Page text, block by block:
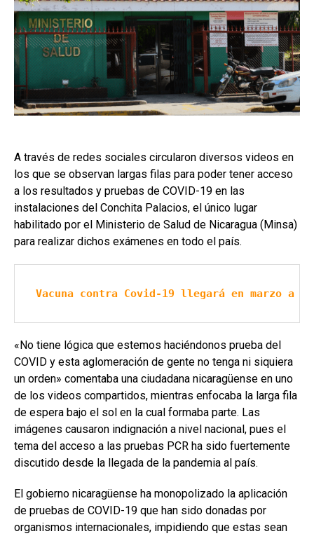
A través de redes sociales circularon diversos videos en
los que se observan largas filas para poder tener acceso
a los resultados y pruebas de COVID-19 en las
instalaciones del Conchita Palacios, el único lugar
habilitado por el Ministerio de Salud de Nicaragua (Minsa)
para realizar dichos exámenes en todo el país.
Vacuna contra Covid-19 llegará en marzo a
«No tiene lógica que estemos haciéndonos prueba del
COVID y esta aglomeración de gente no tenga ni siquiera
un orden» comentaba una ciudadana nicaragüense en uno
de los videos compartidos, mientras enfocaba la larga fila
de espera bajo el sol en la cual formaba parte. Las
imágenes causaron indignación a nivel nacional, pues el
tema del acceso a las pruebas PCR ha sido fuertemente
discutido desde la llegada de la pandemia al país.
El gobierno nicaragüense ha monopolizado la aplicación
de pruebas de COVID-19 que han sido donadas por
organismos internacionales, impidiendo que estas sean